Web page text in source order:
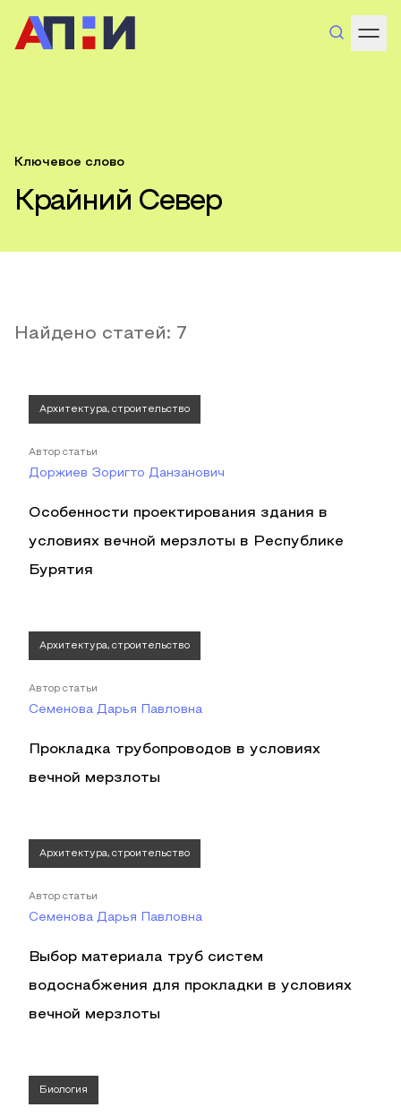
Ключевое слово
Крайний Север
Найдено статей: 7
Архитектура, строительство
Автор статьи
Доржиев Зоригто Данзанович
Особенности проектирования здания в
условиях вечной мерзлоты в Республике
Бурятия
Архитектура, строительство
Автор статьи
Семенова Дарья Павловна
Прокладка трубопроводов в условиях
вечной мерзлоты
Архитектура, строительство
Автор статьи
Семенова Дарья Павловна
Выбор материала труб систем
водоснабжения для прокладки в условиях
вечной мерзлоты
Биология